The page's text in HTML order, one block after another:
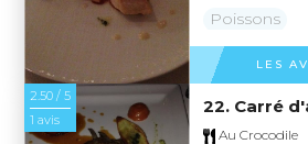
Poissons
LES
2.50 / 5
1 avis
22. Carré
Au Crocodile